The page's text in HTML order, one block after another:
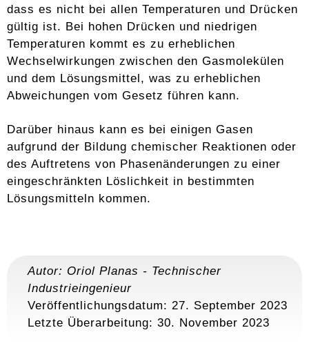
dass es nicht bei allen Temperaturen und Drücken
gültig ist. Bei hohen Drücken und niedrigen
Temperaturen kommt es zu erheblichen
Wechselwirkungen zwischen den Gasmolekülen
und dem Lösungsmittel, was zu erheblichen
Abweichungen vom Gesetz führen kann.
Darüber hinaus kann es bei einigen Gasen
aufgrund der Bildung chemischer Reaktionen oder
des Auftretens von Phasenänderungen zu einer
eingeschränkten Löslichkeit in bestimmten
Lösungsmitteln kommen.
Autor: Oriol Planas - Technischer
Industrieingenieur
Veröffentlichungsdatum: 27. September 2023
Letzte Überarbeitung: 30. November 2023